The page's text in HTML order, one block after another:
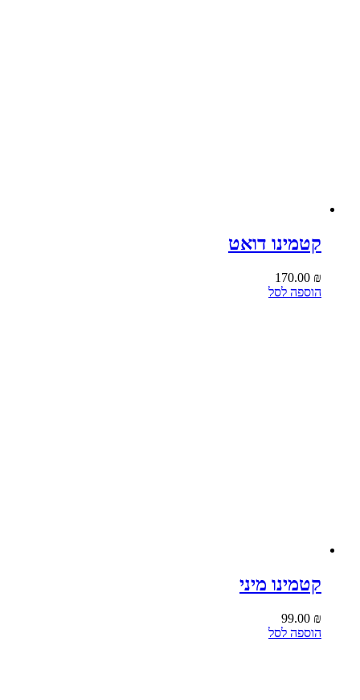
קטמינו דואט
170.00 ₪
הוספה לסל
קטמינו מיני
99.00 ₪
הוספה לסל